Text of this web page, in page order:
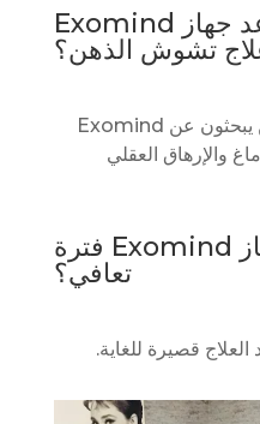
هل يمكن أن يساعد جهاز Exomind
تشوش الذهن؟
يهتم العديد من المرضى الذين يبحثون عن Exomind
والإرهاق العقلي
هل يتطلب جهاز Exomind فترة
تعافي؟
قصيرة للغاية.